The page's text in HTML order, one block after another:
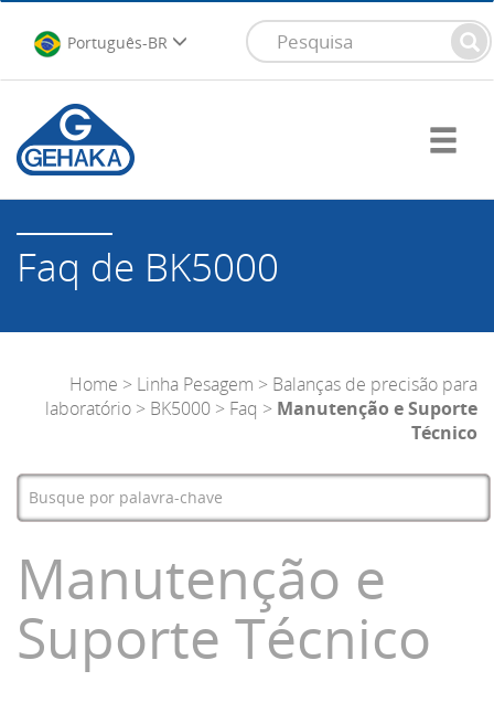
Português-BR
Faq de BK5000
Home > Linha Pesagem > Balanças de precisão para
laboratório > BK5000 > Faq > Manutenção e Suporte
Técnico
Manutenção e
Suporte Técnico